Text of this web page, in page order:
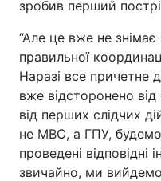
зробив перший
“Але це вже не
правильної
Наразі все причетне
вже відсторонено
від перших слідчих
не МВС, а ГПУ,
проведені відповідні
звичайно, ми